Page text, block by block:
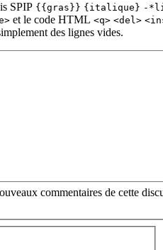
SPIP {{gras}} {italique} -
et le code HTML <q> <del>
des lignes vides.
commentaires de cette